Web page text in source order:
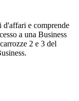
d'affari e comprende
a una Business
2 e 3 del